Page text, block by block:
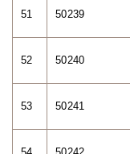
51 50239
52 50240
53 50241